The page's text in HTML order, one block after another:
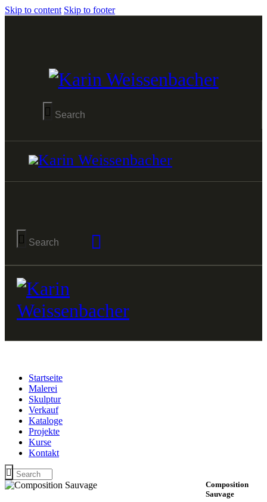
Skip to content Skip to footer
Startseite
Malerei
Skulptur
Verkauf
Kataloge
Projekte
Kurse
Kontakt
Composition
Sauvage